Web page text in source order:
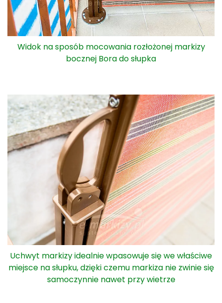
samoczynnie nawet przy wietrze
Widok na dopasowanie uchwytu z elementem słupka